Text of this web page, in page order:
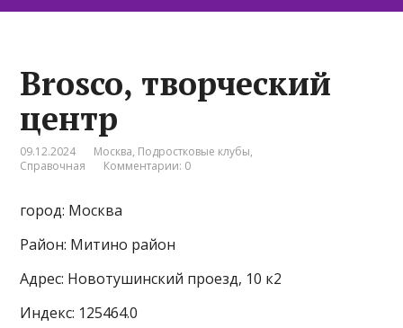
Brosco, творческий
центр
09.12.2024 Москва, Подростковые клубы,
Справочная
Комментарии: 0
город: Москва
Район: Митино район
Адрес: Новотушинский проезд, 10 к2
Индекс: 125464.0